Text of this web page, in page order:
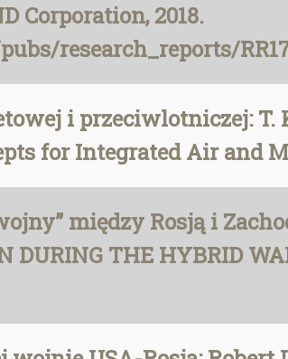
Corporation, 2018.
research_reports/
i przeciwlotniczej: T.
for Integrated Air and
między Rosją i
DURING THE HYBRID